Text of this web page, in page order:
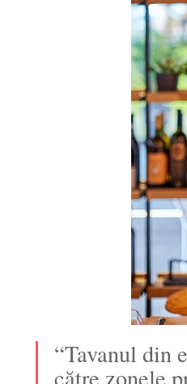
“Tavanul din
către zonele